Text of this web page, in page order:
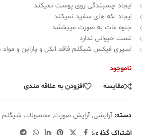
ایجاد چسبندگی روی پوست نمیکند
ایجاد لکه های سفید نمیکند
جلوه مات به صورت میبخشد
تست حیوانی ندارد
اسپری فیکس شیگلم فاقد الکل و پارابن و
ناموجود
مقایسه
افزودن به علاقه مندی
دسته: آرایشی, آرایش صورت, محصولات شیگلم
اشتراک گذاری: